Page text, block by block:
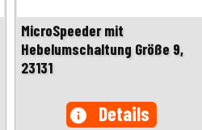
MicroSpeeder mit
Hebelumschaltung Größe 9,
23131
info Details